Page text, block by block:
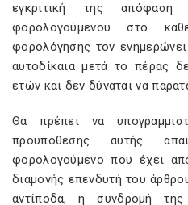
εγκριτική της
φορολογούμενου στο
φορολόγησης τον
αυτοδίκαια μετά το πέρας
ετών και δεν δύναται να
Θα πρέπει να
προϋπόθεσης αυτής
φορολογούμενο που έχει
διαμονής επενδυτή του
αντίποδα, η συνδρομή